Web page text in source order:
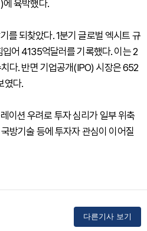
육박했다.
를 되찾았다. 1분기 글로벌 엑시트 규
어 4135억달러를 기록했다. 이는 2
다. 반면 기업공개(IPO) 시장은 652
였다.
이션 우려로 투자 심리가 일부 위축
방기술 등에 투자자 관심이 이어질
다른기사 보기